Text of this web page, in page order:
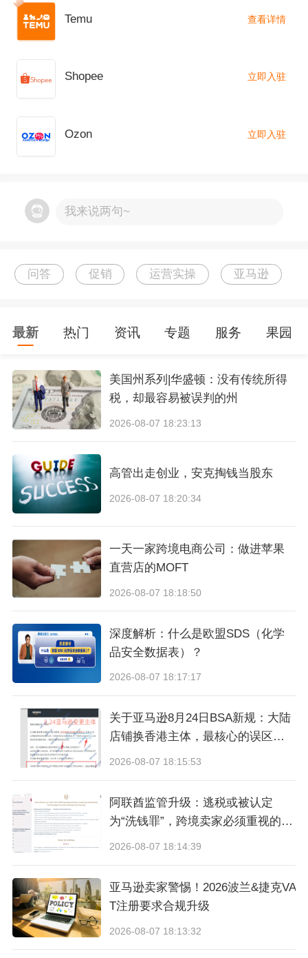
Temu 查看详情
Shopee 立即入驻
Ozon 立即入驻
我来说两句~
问答 促销 运营实操 亚马逊
最新 热门 资讯 专题 服务 果园
美国州系列|华盛顿：没有传统所得
税，却最容易被误判的州
2026-08-07 18:23:13
高管出走创业，安克掏钱当股东
2026-08-07 18:20:34
一天一家跨境电商公司：做进苹果
直营店的MOFT
2026-08-07 18:18:50
深度解析：什么是欧盟SDS（化学
品安全数据表）？
2026-08-07 18:17:17
关于亚马逊8月24日BSA新规：大陆
店铺换香港主体，最核心的误区与
真相
2026-08-07 18:15:53
阿联酋监管升级：逃税或被认定
为“洗钱罪”，跨境卖家必须重视的合
规信号
2026-08-07 18:14:39
亚马逊卖家警惕！2026波兰&捷克VA
T注册要求合规升级
2026-08-07 18:13:32